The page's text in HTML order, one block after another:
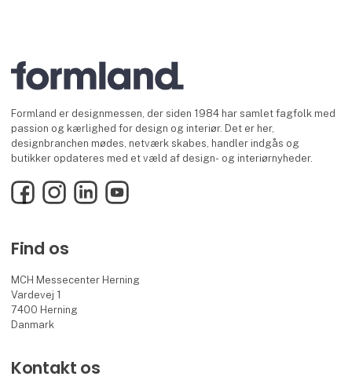
Formland er designmessen, der siden 1984 har samlet fagfolk med
passion og kærlighed for design og interiør. Det er her,
designbranchen mødes, netværk skabes, handler indgås og
butikker opdateres med et væld af design- og interiørnyheder.
FacebookInstagramLinkedInYouTube
Find os
MCH Messecenter Herning
Vardevej 1
7400 Herning
Danmark
Kontakt os